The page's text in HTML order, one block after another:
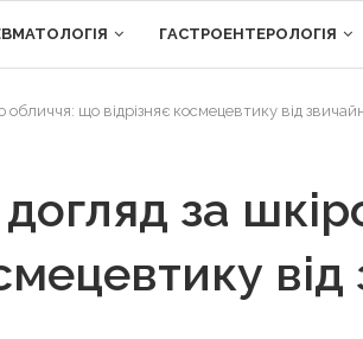
ГАСТРОЕНТЕРОЛОГІЯ
що відрізняє космецевтику від
за
від